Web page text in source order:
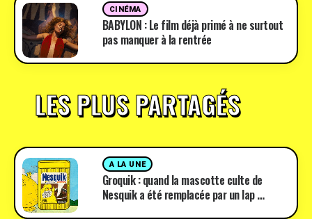
CINÉMA
BABYLON : Le film déjà primé à ne surtout
pas manquer à la rentrée
LES PLUS PARTAGÉS
A LA UNE
Groquik : quand la mascotte culte de
Nesquik a été remplacée par un lap …